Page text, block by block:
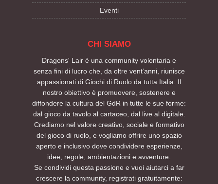
Eventi
CHI SIAMO
Dragons' Lair è una community volontaria e
senza fini di lucro che, da oltre vent’anni, riunisce
appassionati di Giochi di Ruolo da tutta Italia. Il
nostro obiettivo è promuovere, sostenere e
diffondere la cultura del GdR in tutte le sue forme:
dal gioco da tavolo al cartaceo, dal live al digitale.
Crediamo nel valore creativo, sociale e formativo
del gioco di ruolo, e vogliamo offrire uno spazio
aperto e inclusivo dove condividere esperienze,
idee, regole, ambientazioni e avventure.
Se condividi questa passione e vuoi aiutarci a far
crescere la community, registrati gratuitamente: